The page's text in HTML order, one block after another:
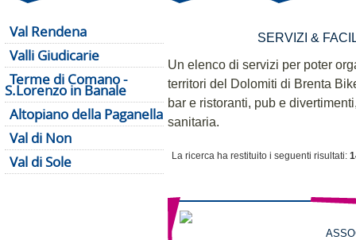
Val Rendena
Valli Giudicarie
Terme di Comano -
S.Lorenzo in Banale
Altopiano della Paganella
Val di Non
Val di Sole
SERVIZI &
Un elenco di servizi per poter
territori del Dolomiti di Brenta
bar e ristoranti, pub e
sanitaria.
La ricerca ha restituito i seguenti risultati: